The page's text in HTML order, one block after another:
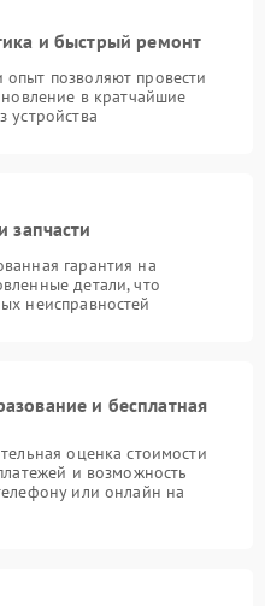
и быстрый ремонт
позволяют провести
в кратчайшие
устройства
запчасти
гарантия на
детали, что
неисправностей
и бесплатная
оценка стоимости
и возможность
или онлайн на